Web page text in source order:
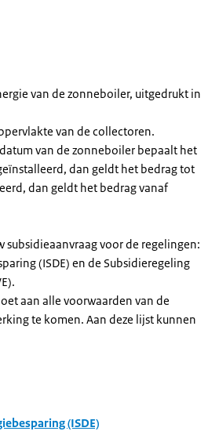
van de zonneboiler, uitgedrukt in
van de collectoren.
van de zonneboiler bepaalt het
dan geldt het bedrag tot
dan geldt het bedrag vanaf
voor de regelingen:
(ISDE) en de Subsidieregeling
aan alle voorwaarden van de
te komen. Aan deze lijst kunnen
(ISDE)